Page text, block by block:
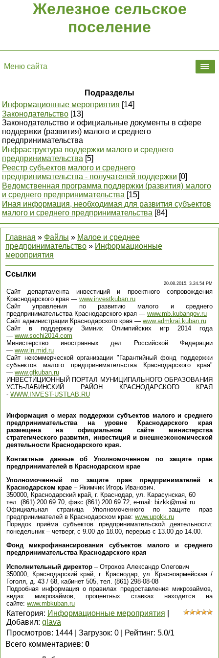
Железное сельское
поселение
Меню сайта
Подразделы
Информационные мероприятия [14]
Законодательство [13]
Законодательство и официальные документы в сфере
поддержки (развития) малого и среднего
предпринимательства
Инфраструктура поддержки малого и среднего
предпринимательства [5]
Реестр субъектов малого и среднего
предпринимательства - получателей поддержки [0]
Ведомственная программа поддержки (развития) малого
и среднего предпринимательства [15]
Иная информация, необходимая для развития субъектов
малого и среднего предпринимательства [84]
Главная » Файлы » Малое и среднее
предпринимательство » Информационные
мероприятия
Ссылки
20.08.2015, 3.24.54 PM
Сайт департамента инвестиций и проектного сопровождения
Краснодарского края — www.investkuban.ru
Сайт управления по развитию малого и среднего
предпринимательства Краснодарского края — www.mb.kubangov.ru
Сайт администрации Краснодарского края — www.admkrai.kuban.ru
Сайт в поддержку Зимних Олимпийских игр 2014 года
— www.sochi2014.com
Министерство иностранных дел Российской Федерации
— www.ln.mid.ru
Сайт некоммерческой организации "Гарантийный фонд поддержки
субъектов малого предпринимательства Краснодарского края"
— www.gfkuban.ru
ИНВЕСТИЦИОННЫЙ ПОРТАЛ МУНИЦИПАЛЬНОГО ОБРАЗОВАНИЯ
УСТЬ-ЛАБИНСКИЙ РАЙОН КРАСНОДАРСКОГО КРАЯ
- WWW.INVEST-USTLAB.RU
Информация о мерах поддержки субъектов малого и среднего
предпринимательства на уровне Краснодарского края
размещена на официальном сайте министерства
стратегического развития, инвестиций и внешнеэкономической
деятельности Краснодарского края.
Контактные данные об Уполномоченном по защите прав
предпринимателей в Краснодарском крае
Уполномоченный по защите прав предпринимателей в
Краснодарском крае – Якимчик Игорь Иванович.
350000, Краснодарский край, г. Краснодар, ул. Карасунская, 60
тел. (861) 200 69 70, факс (861) 200 69 72, e-mail: bizkk@mail.ru
Официальная страница Уполномоченного по защите прав
предпринимателей в Краснодарском крае: www.uppkk.ru
Порядок приёма субъектов предпринимательской деятельности:
понедельник – четверг, с 9.00 до 18.00, перерыв с 13.00 до 14.00.
Фонд микрофинансирования субъектов малого и среднего
предпринимательства Краснодарского края
Исполнительный директор – Отрохов Александр Олегович
350000, Краснодарский край, г. Краснодар, ул. Красноармейская /
Гоголя, д. 43 / 68, кабинет 505, тел. (861) 298-08-08
Подробная информация о правилах предоставления микрозаймов,
видах микрозаймов, процентных ставках находится на
сайте: www.mbkuban.ru
Категория: Информационные мероприятия
Добавил: glava
Просмотров: 1444 Загрузок: 0 Рейтинг: 5.0/1
Всего комментариев: 0